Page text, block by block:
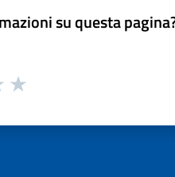
su questa